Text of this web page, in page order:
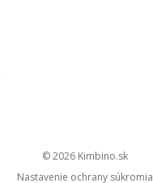
© 2026
kimbino.sk
Nastavenie ochrany súkromia